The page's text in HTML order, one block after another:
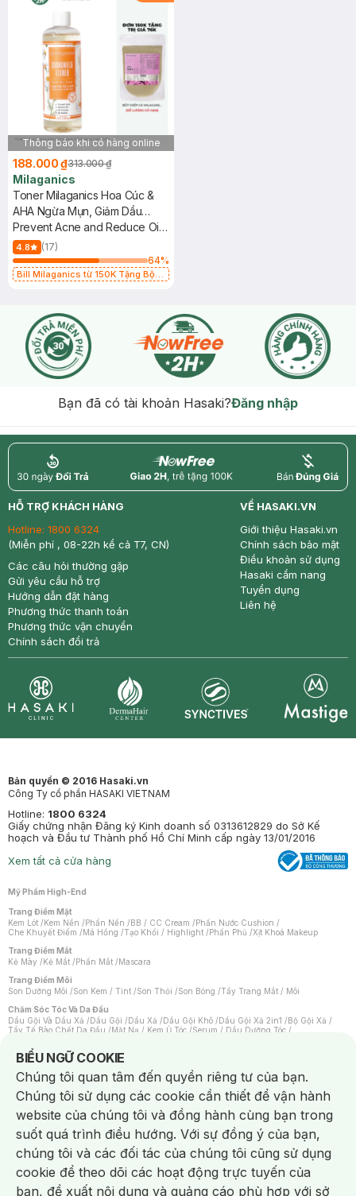
Thông báo khi có hàng online
188.000 ₫313.000 ₫
Milaganics
Toner Milaganics Hoa Cúc &
AHA Ngừa Mụn, Giảm Dầu
500ml
Prevent Acne and Reduce Oil
Toner - Chamomilla, AHA,
Niacinamide 3%
4.8
(17)
64%
Bill Milaganics từ 150K Tặng Bột
Bạn đã có tài khoản Hasaki?Đăng nhập
return nowfree price
HỖ TRỢ KHÁCH HÀNG
Hotline: 1800 6324
(Miễn phí , 08-22h kể cả T7, CN)
Các câu hỏi thường gặp
Gửi yêu cầu hỗ trợ
Hướng dẫn đặt hàng
Phương thức thanh toán
Phương thức vận chuyển
Chính sách đổi trả
VỀ HASAKI.VN
Giới thiệu Hasaki.vn
Chính sách bảo mật
Điều khoản sử dụng
Hasaki cẩm nang
Tuyển dụng
Liên hệ
Bản quyền © 2016 Hasaki.vn
Công Ty cổ phần HASAKI VIETNAM
Hotline: 1800 6324
Giấy chứng nhận Đăng ký Kinh doanh số 0313612829 do Sở Kế
hoạch và Đầu tư Thành phố Hồ Chí Minh cấp ngày 13/01/2016
Xem tất cả cửa hàng
Mỹ Phẩm High-End
Trang Điểm Mặt
Kem Lót /Kem Nền /Phấn Nền /BB / CC Cream /Phấn Nước Cushion /
Che Khuyết Điểm /Má Hồng /Tạo Khối / Highlight /Phấn Phủ /Xịt Khoá Makeup
Trang Điểm Mắt
Kẻ Mày /Kẻ Mắt /Phấn Mắt /Mascara
Trang Điểm Môi
Son Dưỡng Môi /Son Kem / Tint /Son Thỏi /Son Bóng /Tẩy Trang Mắt / Môi
Chăm Sóc Tóc Và Da Đầu
Dầu Gội Và Dầu Xả /Dầu Gội /Dầu Xả /Dầu Gội Khô /Dầu Gội Xả 2in1 /Bộ Gội Xả /
Tẩy Tế Bào Chết Da Đầu /Mặt Nạ / Kem Ủ Tóc /Serum / Dầu Dưỡng Tóc /
Máy Sấy Tóc
Lược
Kem Tẩy Lông/Dụng Cụ Tẩy Lông
Nước Hoa
Nước Hoa Nam Nước Hoa Cao Cấp Xịt Thơm Toàn Thân
Nước Hoa Vùng Kín
Chăm Sóc Cá Nhân
Chống Muỗi
Khẩu Trang Máy Massage Mặt Nạ Xông Hơi/Nước Rửa Tay
Sản Phẩm Chăm Sóc Khác/ Bàn Chải Đánh Răng /Bàn Chải Điện/
Hỗ Trợ Trắng Răng / Kem Đánh Răng Máy Tăm Nước Nước Súc Miệng
Tăm / Chỉ Nha Khoa /Xịt Thơm Miệng / Dung Dịch Vệ Sinh/Dưỡng Vùng Kín/
Khăn Ướt Vệ Sinh Vùng Kín
/Băng Vệ Sinh Tampon Bọt Cạo Râu Dao Cạo Râu/
BIỂU NGỮ COOKIE
Notice about cookies usage
Chúng tôi quan tâm đến quyền riêng tư của bạn.
Chúng tôi sử dụng các cookie cần thiết để vận hành
website của chúng tôi và đồng hành cùng bạn trong
suốt quá trình điều hướng. Với sự đồng ý của bạn,
chúng tôi và các đối tác của chúng tôi cũng sử dụng
cookie để theo dõi các hoạt động trực tuyến của
bạn, đề xuất nội dung và quảng cáo phù hợp với sở